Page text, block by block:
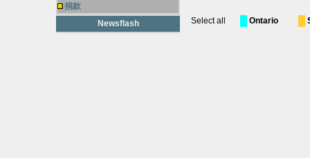
捐款
Newsflash
Select all Ontario